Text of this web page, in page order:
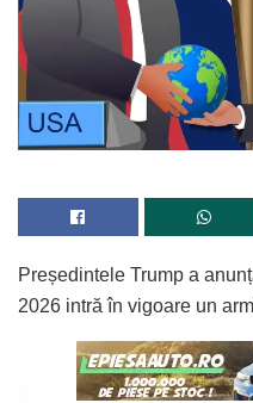
Președintele Trump a
2026 intră în vigoare un